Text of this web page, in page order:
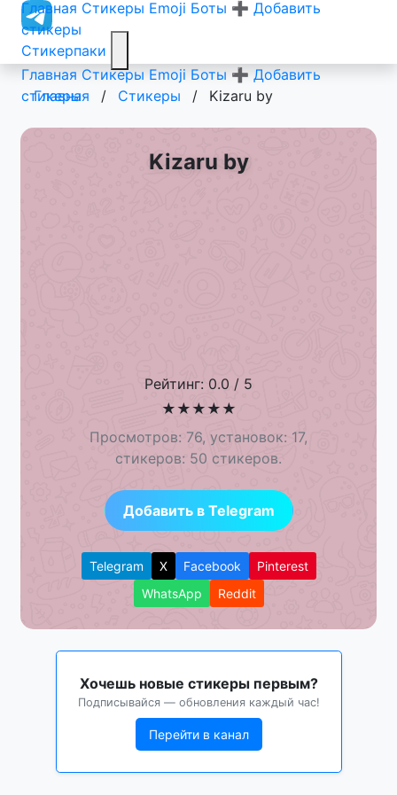
Стикерпаки
Главная Стикеры Emoji Боты ➕ Добавить
стикеры
Главная Стикеры Emoji Боты ➕ Добавить
стикеры
Главная / Стикеры / Kizaru by
Kizaru by
Рейтинг: 0.0 / 5
★ ★★★ ★
Просмотров: 76, установок: 17,
стикеров: 50 стикеров.
Добавить в Telegram
Telegram X Facebook
Pinterest
WhatsApp
Reddit
Хочешь новые стикеры первым?
Подписывайся — обновления каждый час!
Перейти в канал